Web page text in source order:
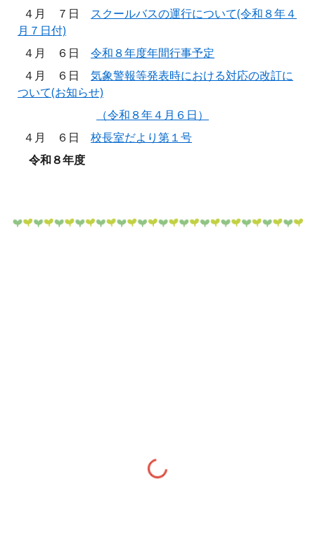
４月 ７日 スクールバスの運行について(令和８年４
月７日付)
４月 ６日令和８年度年間行事予定
４月 ６日気象警報等発表時における対応の改訂に
ついて(お知らせ)
（令和８年４月６日）
４月 ６日
校長室だより第１号
令和８年度